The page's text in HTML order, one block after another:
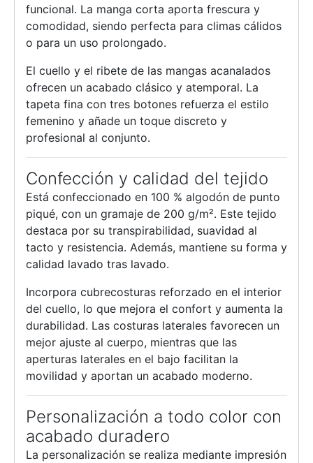
funcional. La manga corta aporta frescura y
comodidad, siendo perfecta para climas cálidos
o para un uso prolongado.
El cuello y el ribete de las mangas acanalados
ofrecen un acabado clásico y atemporal. La
tapeta fina con tres botones refuerza el estilo
femenino y añade un toque discreto y
profesional al conjunto.
Confección y calidad del tejido
Está confeccionado en 100 % algodón de punto
piqué, con un gramaje de 200 g/m². Este tejido
destaca por su transpirabilidad, suavidad al
tacto y resistencia. Además, mantiene su forma y
calidad lavado tras lavado.
Incorpora cubrecosturas reforzado en el interior
del cuello, lo que mejora el confort y aumenta la
durabilidad. Las costuras laterales favorecen un
mejor ajuste al cuerpo, mientras que las
aperturas laterales en el bajo facilitan la
movilidad y aportan un acabado moderno.
Personalización a todo color con
acabado duradero
La personalización se realiza mediante impresión